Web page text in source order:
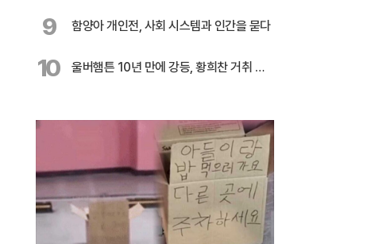
대
9 함양아 개인전, 사회 시스템과 인간을 묻다
10 울버햄튼 10년 만에 강등, 황희찬 거취 불